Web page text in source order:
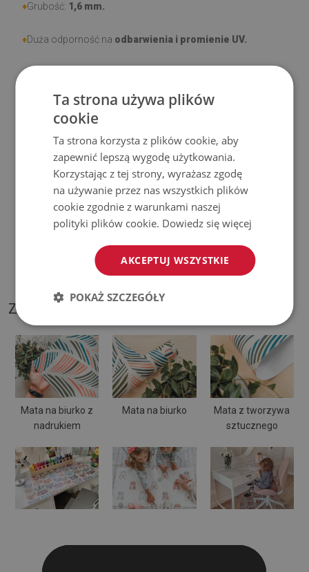
♦Grubość: 1,6 mm.
♦Duża odporność na odbarwienia i promienie UV.
♦
Prosimy pamiętać, że uszkodzenia powstałe przy
użytkowaniu wynikające z upływu czasu (np. przetarcia) nie
podlegają reklamacjom.
Jak dbać o produkt?
Czyść wilgotną szmatką —nie używaj silnych środków
chemicznych.
Regularnie wietrz dolną warstwę podkładki.
ZDJĘCIA NASZEGO PRODUKTU
Mata na biurko z
nadrukiem
Mata na biurko
Mata z tworzywa
sztucznego
Ta strona używa plików
cookie
Ta strona korzysta z plików cookie, aby
zapewnić lepszą wygodę użytkowania.
Korzystając z tej strony, wyrażasz zgodę
na używanie przez nas wszystkich plików
cookie zgodnie z warunkami naszej
polityki plików cookie. Dowiedz się więcej
AKCEPTUJ WSZYSTKIE
POKAŻ SZCZEGÓŁY